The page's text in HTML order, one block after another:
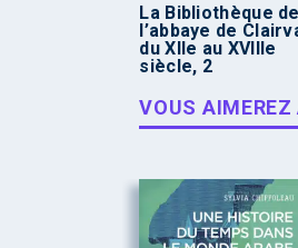
La Bibliothèque de
l’abbaye de
du XIIe au XVIIIe
siècle, 2
VOUS AIMEREZ